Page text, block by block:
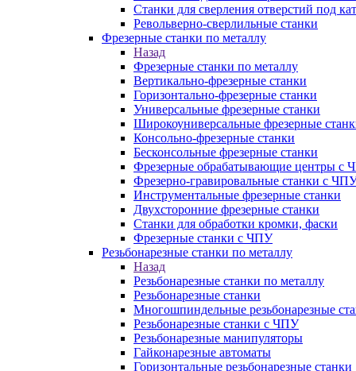
Станки для сверления отверстий под
Револьверно-сверлильные станки
Фрезерные станки по металлу
Назад
Фрезерные станки по металлу
Вертикально-фрезерные станки
Горизонтально-фрезерные станки
Универсальные фрезерные станки
Широкоуниверсальные фрезерные
Консольно-фрезерные станки
Бесконсольные фрезерные станки
Фрезерные обрабатывающие центры с
Фрезерно-гравировальные станки с
Инструментальные фрезерные станки
Двухсторонние фрезерные станки
Станки для обработки кромки, фаски
Фрезерные станки с ЧПУ
Резьбонарезные станки по металлу
Назад
Резьбонарезные станки по металлу
Резьбонарезные станки
Многошпиндельные резьбонарезные
Резьбонарезные станки с ЧПУ
Резьбонарезные манипуляторы
Гайконарезные автоматы
Горизонтальные резьбонарезные станки